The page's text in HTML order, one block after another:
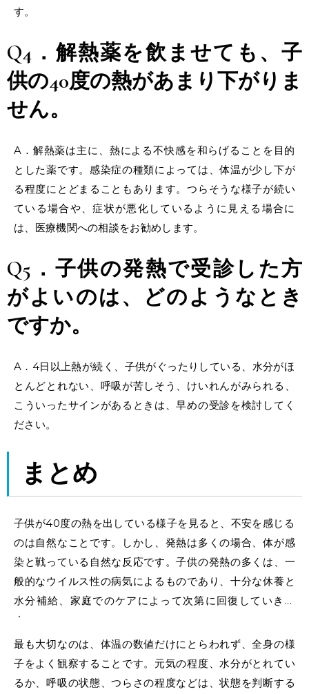
す。
Q4．解熱薬を飲ませても、子
供の40度の熱があまり下がりま
せん。
A．解熱薬は主に、熱による不快感を和らげることを目的
とした薬です。感染症の種類によっては、体温が少し下が
る程度にとどまることもあります。つらそうな様子が続い
ている場合や、症状が悪化しているように見える場合に
は、医療機関への相談をお勧めします。
Q5．子供の発熱で受診した方
がよいのは、どのようなとき
ですか。
A．4日以上熱が続く、子供がぐったりしている、水分がほ
とんどとれない、呼吸が苦しそう、けいれんがみられる、
こういったサインがあるときは、早めの受診を検討してく
ださい。
まとめ
子供が40度の熱を出している様子を見ると、不安を感じる
のは自然なことです。しかし、発熱は多くの場合、体が感
染と戦っている自然な反応です。子供の発熱の多くは、一
般的なウイルス性の病気によるものであり、十分な休養と
水分補給、家庭でのケアによって次第に回復していきま
す。
最も大切なのは、体温の数値だけにとらわれず、全身の様
子をよく観察することです。元気の程度、水分がとれてい
るか、呼吸の状態、つらさの程度などは、状態を判断する